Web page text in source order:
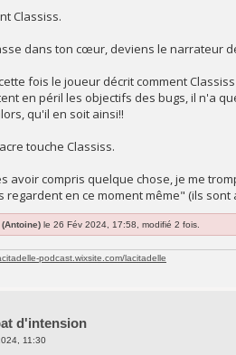
Classiss.
dans ton cœur, deviens le narrateur
fois le joueur décrit comment
en péril les objectifs des bugs, il n'a
qu'il en soit ainsi!!
touche Classiss.
avoir compris quelque chose, je me
regardent en ce moment même" (ils
le 26 Fév 2024, 17:58, modifié 2 fois.
podcast.wixsite.com/lacitadelle
d'intension
11:30